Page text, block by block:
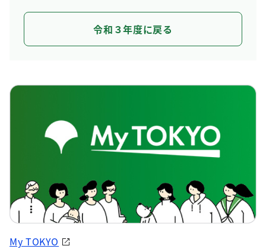
令和３年度に戻る
My TOKYO